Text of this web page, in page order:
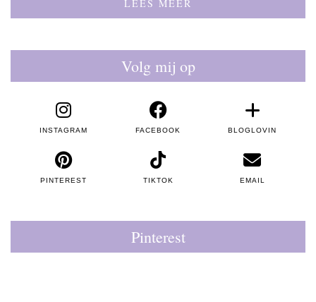
LEES MEER
Volg mij op
INSTAGRAM FACEBOOK BLOGLOVIN
PINTEREST TIKTOK EMAIL
Pinterest